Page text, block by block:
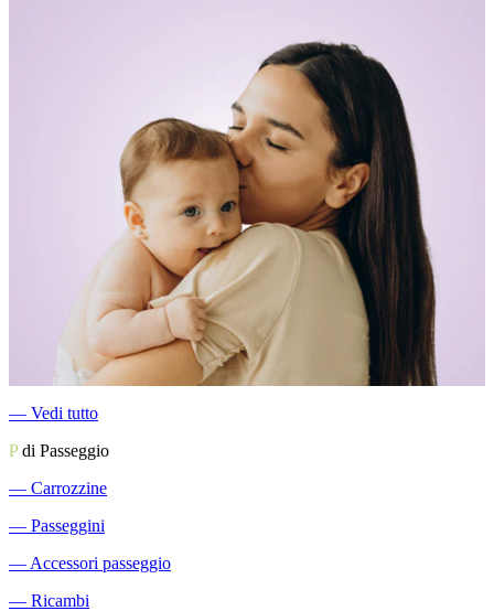
― Vedi tutto
Pdi Passeggio
― Carrozzine
― Passeggini
― Accessori passeggio
― Ricambi